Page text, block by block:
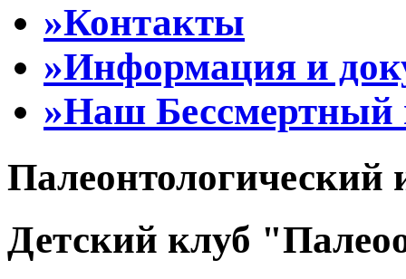
»Контакты
»Информация и
»Наш Бессмертный
Палеонтологический
Детский клуб